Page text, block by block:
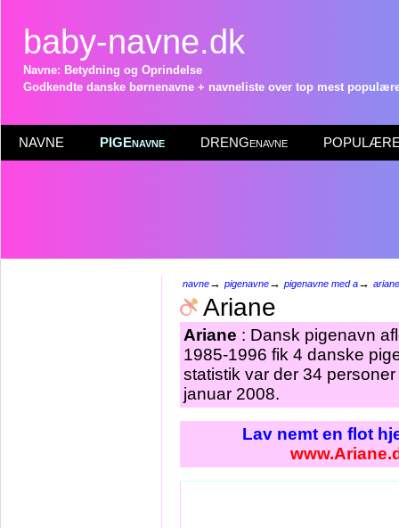
baby-navne.dk
Navne: Betydning og Oprindelse
Godkendte danske børnenavne + navneliste over top mest
NAVNE PIGEnavne DRENGenavne POPULÆRE
navne→ pigenavne→ pigenavne med a→ ariane
Ariane
Ariane : Dansk pigenavn
1985-1996 fik 4 danske
statistik var der 34
januar 2008.
Lav nemt en flot